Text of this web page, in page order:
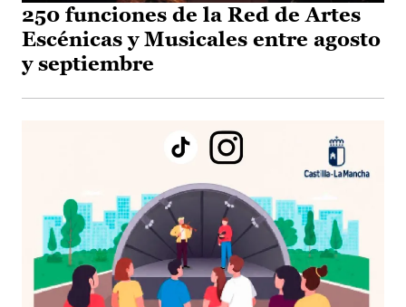
250 funciones de la Red de Artes
Escénicas y Musicales entre agosto
y septiembre